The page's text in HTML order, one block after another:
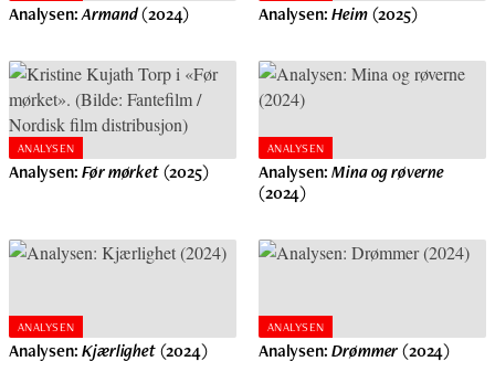
Analysen: Armand(2024) Analysen: Heim(2025)
ANALYSEN
Analysen: Før mørket(2025)
ANALYSEN
Analysen: Mina og røverne
(2024)
ANALYSEN
Analysen: Kjærlighet(2024)
ANALYSEN
Analysen: Drømmer(2024)